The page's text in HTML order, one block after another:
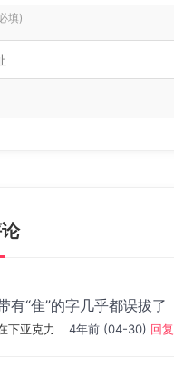
填)
有“隹”的字几乎都误拔了
下亚克力 4年前 (04-30) 回复